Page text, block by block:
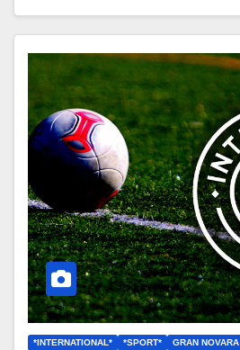
*INTERNATIONAL* *SPORT* GRAN NOVARA